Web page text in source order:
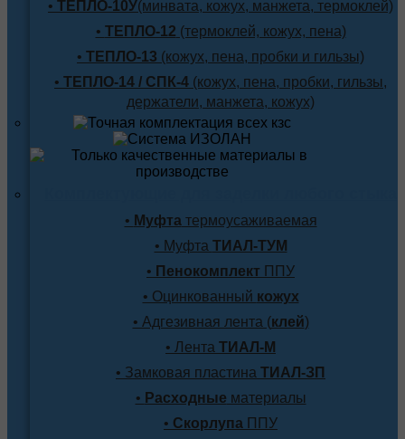
• ТЕПЛО-10У(минвата, кожух, манжета, термоклей)
• ТЕПЛО-12 (термоклей, кожух, пена)
• ТЕПЛО-13 (кожух, пена, пробки и гильзы)
• ТЕПЛО-14 / СПК-4 (кожух, пена, пробки, гильзы,
держатели, манжета, кожух)
• Муфтатермоусаживаемая
• Муфта ТИАЛ-ТУМ
• Пенокомплект ППУ
• Оцинкованный кожух
• Адгезивная лента (клей)
• Лента ТИАЛ-М
• Замковая пластина ТИАЛ-ЗП
• Расходные материалы
• Скорлупа ППУ